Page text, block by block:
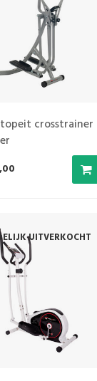
crosstrainer
UITVERKOCHT